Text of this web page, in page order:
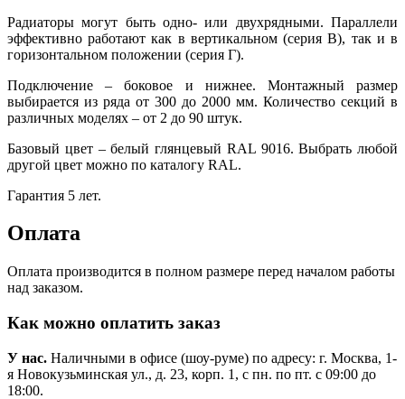
Радиаторы могут быть одно- или двухрядными. Параллели
эффективно работают как в вертикальном (серия В), так и в
горизонтальном положении (серия Г).
Подключение – боковое и нижнее. Монтажный размер
выбирается из ряда от 300 до 2000 мм. Количество секций в
различных моделях – от 2 до 90 штук.
Базовый цвет – белый глянцевый RAL 9016. Выбрать любой
другой цвет можно по каталогу RAL.
Гарантия 5 лет.
Оплата
Оплата производится в полном размере перед началом работы
над заказом.
Как можно оплатить заказ
У нас. Наличными в офисе (шоу-руме) по адресу: г. Москва, 1-
я Новокузьминская ул., д. 23, корп. 1, с пн. по пт. с 09:00 до
18:00.